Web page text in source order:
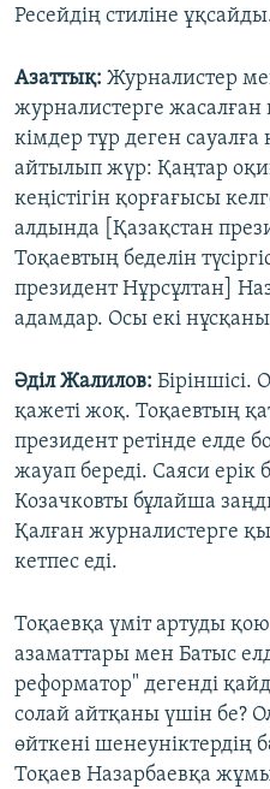
Ресейдің стиліне
Азаттық: Журналистер
журналистерге
кімдер тұр деген сауалға
айтылып жүр: Қаңтар
кеңістігін қорғағысы
алдында [Қазақстан
Тоқаевтың беделін
президент Нұрсұлтан]
адамдар. Осы екі
Әділ Жалилов: Біріншісі.
қажеті жоқ. Тоқаевтың
президент ретінде елде
жауап береді. Саяси
Козачковты бұлайша
Қалған журналистерге
кетпес еді.
Тоқаевқа үміт артуды
азаматтары мен Батыс
реформатор" дегенді
солай айтқаны үшін бе?
өйткені шенеуніктердің
Тоқаев Назарбаевқа